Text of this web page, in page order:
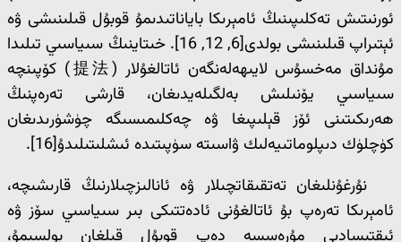
ئورنىتىش تەكلىپىنىڭ ئامېرىكا باياناتىدىمۇ قوبۇل قىلىنىشى ۋە
ئېتىراپ قىلىنىشى بولدى[6, 12, 16]. خىتاينىڭ سىياسىي تىلىدا
مۇنداق مەخسۇس لايىھەلەنگەن ئاتالغۇلار (提法) كۆپىنچە
سىياسىي يۆنىلىش بەلگىلەيدىغان، قارشى تەرەپنىڭ
ھەرىكىتىنى ئۆز قېلىپىغا ۋە چەكلىمىسىگە چۈشۈرىدىغان
كۈچلۈك دىپلوماتىيەلىك ۋاسىتە سۈپىتىدە ئىشلىتىلىدۇ[16].
نۇرغۇنلىغان تەتقىقاتچىلار ۋە ئانالىزچىلارنىڭ قارىشىچە،
ئامېرىكا تەرەپ بۇ ئاتالغۇنى ئادەتتىكى بىر سىياسىي سۆز ۋە
ئىقتىسادىي مۇرەسسە دەپ قوبۇل قىلغان بولسىمۇ،